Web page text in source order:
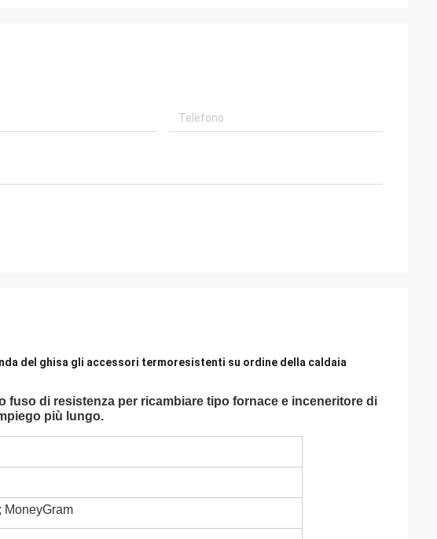
del ghisa gli accessori termoresistenti su ordine della caldaia
fuso di resistenza per ricambiare tipo fornace e inceneritore di
più lungo.
MoneyGram